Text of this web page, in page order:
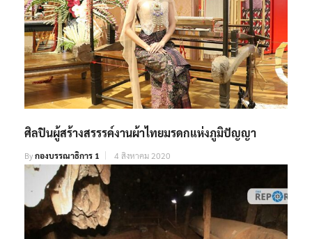
ศิลปินผู้สร้างสรรรค์งานผ้าไทยมรดกแห่งภูมิปัญญา
Byกองบรรณาธิการ 1 4 สิงหาคม 2020